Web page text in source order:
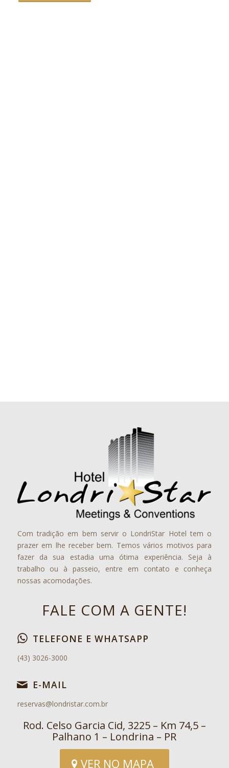
Com tradição em bem servir o LondriStar Hotel tem o
prazer em lhe receber bem. Temos vários motivos para
fazer da sua estadia uma ótima experiência. Seja à
trabalho ou à passeio, entre em contato e conheça
nossas acomodações.
FALE COM A GENTE!
TELEFONE E WHATSAPP
(43) 3026-3000
E-MAIL
reservas@londristar.com.br
Rod. Celso Garcia Cid, 3225 – Km 74,5 –
Palhano 1 – Londrina – PR
VER NO MAPA